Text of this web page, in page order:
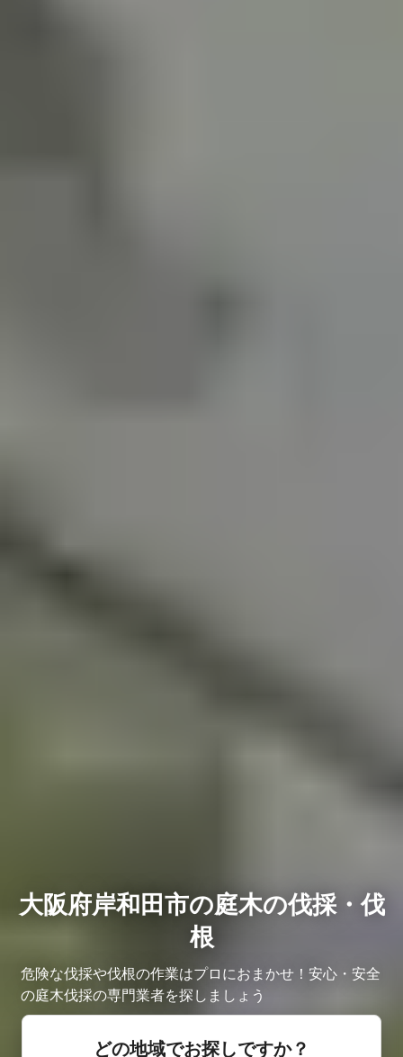
大阪府岸和田市の庭木の伐採・伐
根
危険な伐採や伐根の作業はプロにおまかせ！安心・安全
の庭木伐採の専門業者を探しましょう
どの地域でお探しですか？